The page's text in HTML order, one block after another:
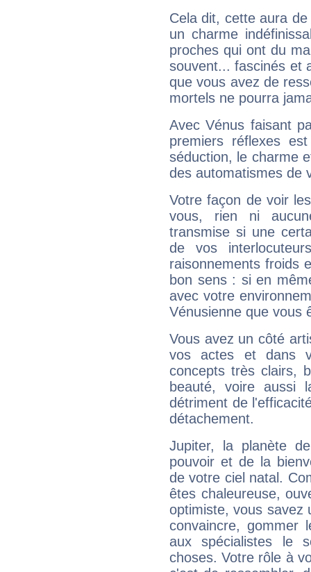
Cela dit, cette aura
un charme
proches qui ont du
souvent... fascinés et
que vous avez de
mortels ne pourra
Avec Vénus faisant
premiers réflexes
séduction, le charme
des automatismes de
Votre façon de voir
vous, rien ni
transmise si une
de vos
raisonnements froids
bon sens : si en
avec votre
Vénusienne que vous
Vous avez un côté
vos actes et dans
concepts très clairs,
beauté, voire aussi
détriment de
détachement.
Jupiter, la planète
pouvoir et de la
de votre ciel natal.
êtes chaleureuse,
optimiste, vous savez
convaincre, gommer
aux spécialistes le
choses. Votre rôle à